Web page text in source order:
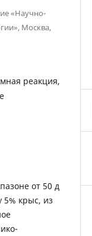
«Научно-
Москва,
реакция,
от 50 д
5% крыс, из